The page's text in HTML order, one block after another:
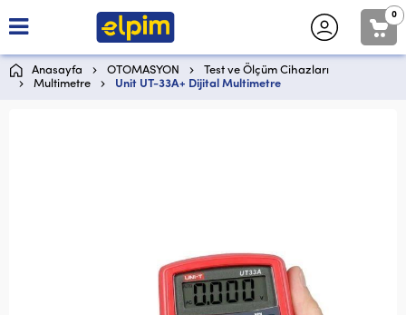
0
Anasayfa OTOMASYON
Test ve Ölçüm Cihazları
Multimetre
Unit UT-33A+ Dijital Multimetre